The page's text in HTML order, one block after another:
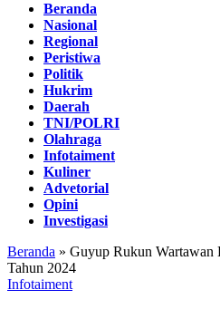
Beranda
Nasional
Regional
Peristiwa
Politik
Hukrim
Daerah
TNI/POLRI
Olahraga
Infotaiment
Kuliner
Advetorial
Opini
Investigasi
Beranda » Guyup Rukun Wartawan
Tahun 2024
Infotaiment